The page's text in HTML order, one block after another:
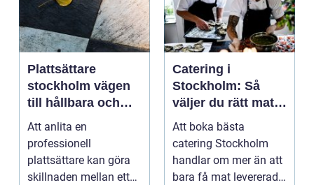
Plattsättare
stockholm vägen
till hållbara och
vackra ytor
hemma
Att anlita en
professionell
plattsättare kan göra
skillnaden mellan ett
Catering i
Stockholm: Så
väljer du rätt mat
till ditt evenemang
Att boka bästa
catering Stockholm
handlar om mer än att
bara få mat levererad.